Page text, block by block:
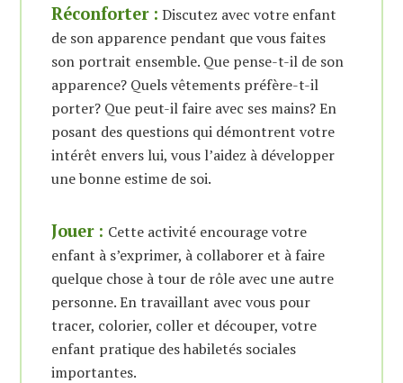
Réconforter : Discutez avec votre enfant
de son apparence pendant que vous faites
son portrait ensemble. Que pense-t-il de son
apparence? Quels vêtements préfère-t-il
porter? Que peut-il faire avec ses mains? En
posant des questions qui démontrent votre
intérêt envers lui, vous l’aidez à développer
une bonne estime de soi.
Jouer : Cette activité encourage votre
enfant à s’exprimer, à collaborer et à faire
quelque chose à tour de rôle avec une autre
personne. En travaillant avec vous pour
tracer, colorier, coller et découper, votre
enfant pratique des habiletés sociales
importantes.